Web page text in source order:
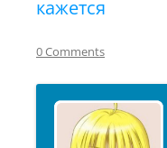
кажется
0 Comments